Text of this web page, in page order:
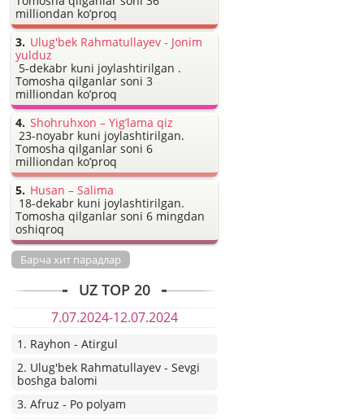
milliondan ko’proq
Ulug'bek Rahmatullayev - Jonim
yulduz
5-dekabr kuni joylashtirilgan .
Tomosha qilganlar soni 3
milliondan ko’proq
Shohruhxon – Yig’lama qiz
23-noyabr kuni joylashtirilgan.
Tomosha qilganlar soni 6
milliondan ko’proq
Husan – Salima
18-dekabr kuni joylashtirilgan.
Tomosha qilganlar soni 6 mingdan
oshiqroq
Барча хит парадлар
UZ TOP 20
7.07.2024-12.07.2024
1. Rayhon - Atirgul
2. Ulug'bek Rahmatullayev - Sevgi
boshga balomi
3. Afruz - Po polyam